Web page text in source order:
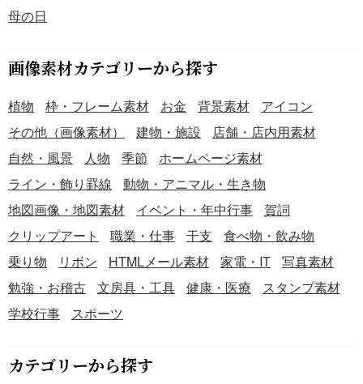
母の日
画像素材カテゴリーから探す
植物 枠・フレーム素材 お金 背景素材
アイコン
その他（画像素材）
建物・施設
店舗・店内用素材
自然・風景
人物 季節
ホームページ素材
ライン・飾り罫線
動物・アニマル・生き物
地図画像・地図素材
イベント・年中行事
賀詞
クリップアート
職業・仕事 干支
食べ物・飲み物
乗り物
リボン HTMLメール素材 家電・IT
写真素材
勉強・お稽古
文房具・工具 健康・医療
スタンプ素材
学校行事
スポーツ
カテゴリーから探す